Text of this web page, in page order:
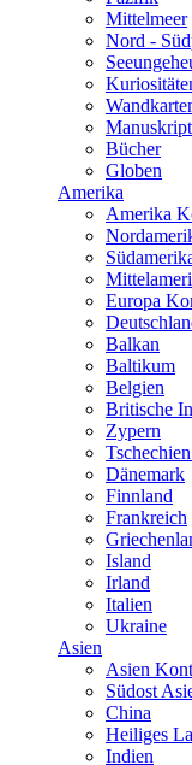
Mittelmeer
Nord -
Bücher
Globen
Amerika
Amerika
Europa
Balkan
Baltikum
Belgien
Britische
Zypern
Dänemark
Finnland
Frankreich
Island
Irland
Italien
Ukraine
Asien
Asien
Südost
China
Heiliges
Indien